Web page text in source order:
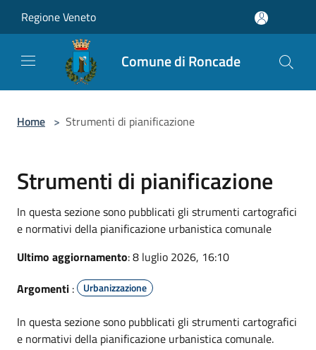
Regione Veneto
Comune di Roncade
Home > Strumenti di pianificazione
Strumenti di pianificazione
In questa sezione sono pubblicati gli strumenti cartografici
e normativi della pianificazione urbanistica comunale
Ultimo aggiornamento: 8 luglio 2026, 16:10
Argomenti : Urbanizzazione
In questa sezione sono pubblicati gli strumenti cartografici
e normativi della pianificazione urbanistica comunale.